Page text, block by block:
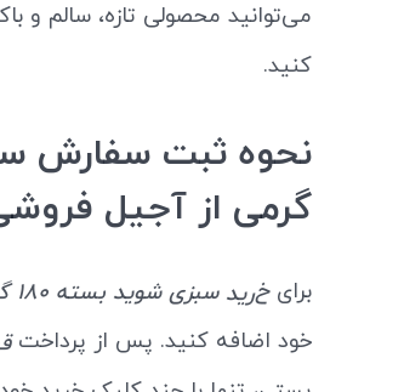
می‌توانید محصولی تازه، سالم و
کنید.
گرمی از آجیل
برایخرید سبزی شوید بسته 180 گرمی تیار
خود اضافه کنید. پس از پرداخت